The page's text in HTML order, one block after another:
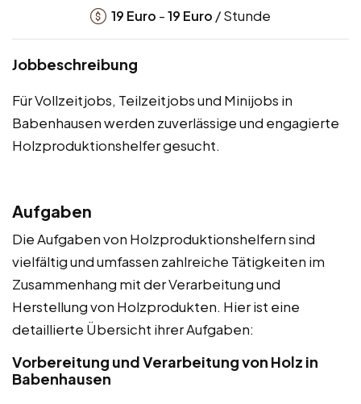
19 Euro -19 Euro / Stunde
Jobbeschreibung
Für Vollzeitjobs, Teilzeitjobs und Minijobs in
Babenhausen werden zuverlässige und engagierte
Holzproduktionshelfer gesucht.
Aufgaben
Die Aufgaben von Holzproduktionshelfern sind
vielfältig und umfassen zahlreiche Tätigkeiten im
Zusammenhang mit der Verarbeitung und
Herstellung von Holzprodukten. Hier ist eine
detaillierte Übersicht ihrer Aufgaben:
Vorbereitung und Verarbeitung von Holz in
Babenhausen